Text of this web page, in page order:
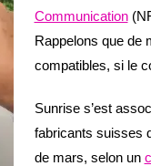
Communication
Rappelons que de
compatibles, si le
Sunrise s’est
fabricants suisses
de mars, selon un